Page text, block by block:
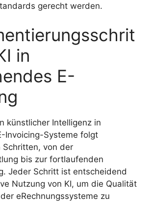
gerecht werden.
in
E-
künstlicher Intelligenz in
Invoicing-Systeme folgt
Schritten, von der
bis zur fortlaufenden
Jeder Schritt ist entscheidend
Nutzung von KI, um die Qualität
eRechnungssysteme zu